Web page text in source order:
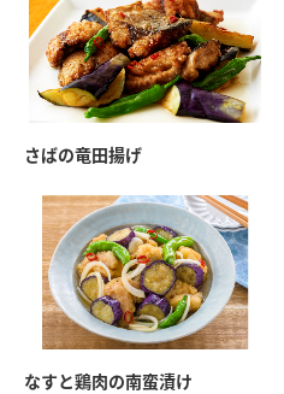
さばの竜田揚げ
なすと鶏肉の南蛮漬け